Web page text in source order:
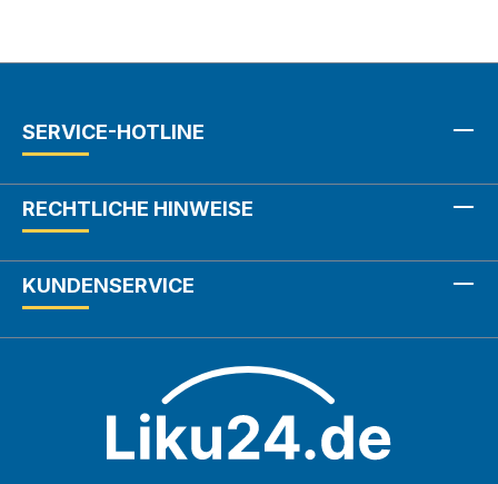
SERVICE-HOTLINE
RECHTLICHE HINWEISE
KUNDENSERVICE